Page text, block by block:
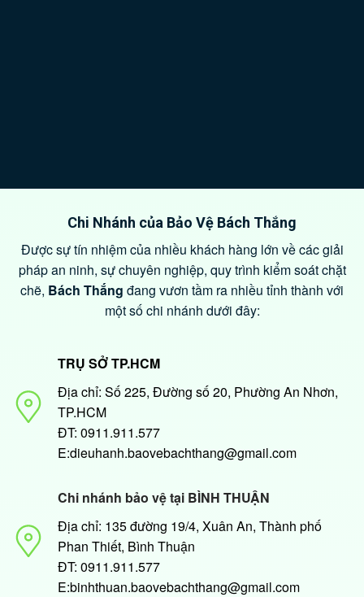
Chi Nhánh của Bảo Vệ Bách Thắng
Được sự tín nhiệm của nhiều khách hàng lớn về các giải
pháp an ninh, sự chuyên nghiệp, quy trình kiểm soát chặt
chẽ, Bách Thắng đang vươn tầm ra nhiều tỉnh thành với
một số chi nhánh dưới đây:
TRỤ SỞ TP.HCM
Địa chỉ: Số 225, Đường số 20, Phường An Nhơn,
TP.HCM
ĐT: 0911.911.577
E:dieuhanh.baovebachthang@gmail.com
Chi nhánh bảo vệ tại BÌNH THUẬN
Địa chỉ: 135 đường 19/4, Xuân An, Thành phố
Phan Thiết, Bình Thuận
ĐT: 0911.911.577
E:binhthuan.baovebachthang@gmail.com